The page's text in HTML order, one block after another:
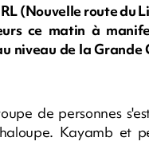
(Nouvelle route du
ce matin à
niveau de la
de personnes
Kayamb et